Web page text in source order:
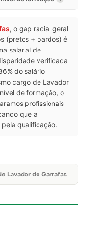
, o gap racial geral
(pretos + pardos) é
salarial de
verificada
do salário
cargo de Lavador
de formação, o
profissionais
que a
qualificação.
Lavador de Garrafas